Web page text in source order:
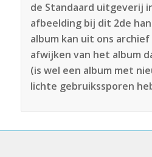
de Standaard uitgeverij
afbeelding bij dit 2de
album kan uit ons
afwijken van het album
(is wel een album met
lichte gebruikssporen